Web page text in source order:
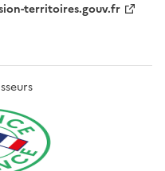
territoires.gouv.fr